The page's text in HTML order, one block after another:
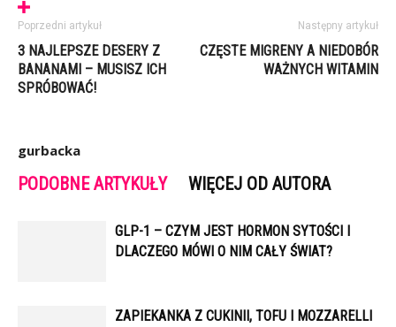
Poprzedni artykuł
3 NAJLEPSZE DESERY Z
BANANAMI – MUSISZ ICH
SPRÓBOWAĆ!
Następny artykuł
CZĘSTE MIGRENY A NIEDOBÓR
WAŻNYCH WITAMIN
gurbacka
PODOBNE ARTYKUŁY WIĘCEJ OD AUTORA
GLP-1 – CZYM JEST HORMON SYTOŚCI I
DLACZEGO MÓWI O NIM CAŁY ŚWIAT?
ZAPIEKANKA Z CUKINII, TOFU I MOZZARELLI